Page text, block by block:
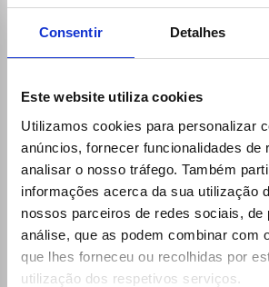
Consentir Detalhes
Este website utiliza cookies
Utilizamos cookies para personalizar
anúncios, fornecer funcionalidades de
analisar o nosso tráfego. Também
informações acerca da sua utilização
nossos parceiros de redes sociais, de
análise, que as podem combinar com
que lhes forneceu ou recolhidas por
utilização dos respetivos serviços.
Ligações
30 Rent
A Ecomobile
Balcões (localizações e horários)
Condições Gerais de Aluguer
Perguntas e Respostas
Seguros e Coberturas
Produtos e Serviços